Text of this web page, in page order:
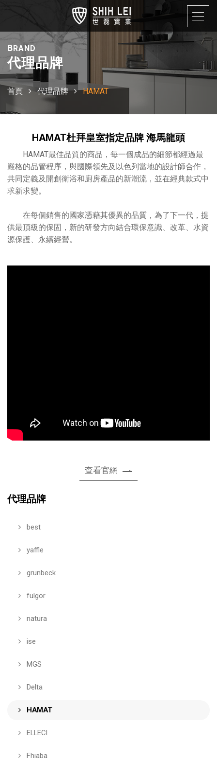
B RAND
代理品牌
首頁 代理品牌 HAMAT
HAMAT杜拜皇室指定品牌 海馬龍頭
HAMAT最佳品質的商品，每一個成品的細節都經過最
嚴格的品管程序，與國際領先及以色列當地的設計師合作，
共同定義及開創衛浴和廚房產品的新潮流，並在經典款式中
求新求變。
在每個銷售的國家憑藉其優異的品質，為了下一代，提
供最頂級的保固，新的研發方向結合環保意識、改革、水資
源保護、永續經營。
查看官網
代理品牌
best
yaffle
grunbeck
fulgor
natura
ise
MGS
Delta
HAMAT
ELLECI
Fhiaba